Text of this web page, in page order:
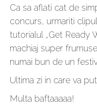
Ca sa aflati cat de
concurs, urmariti
tutorialul „Get Ready
machiaj super
numai bun de un
Ultima zi in care va
Multa baftaaaaa!